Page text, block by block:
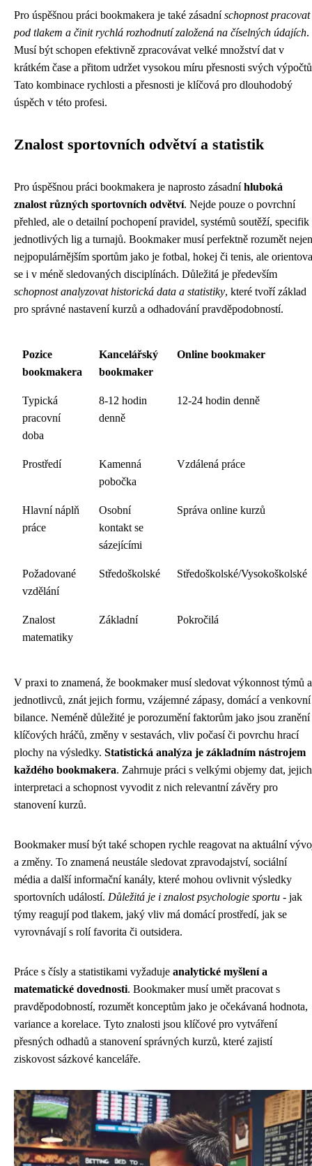
Pro úspěšnou práci bookmakera je také zásadníschopnost pracovat
pod tlakem a činit rychlá rozhodnutí založená na číselných údajích.
Musí být schopen efektivně zpracovávat velké množství dat v
krátkém čase a přitom udržet vysokou míru přesnosti svých
Tato kombinace rychlosti a přesnosti je klíčová pro dlouhodobý
úspěch v této profesi.
Znalost sportovních odvětví a statistik
Pro úspěšnou práci bookmakera je naprosto zásadníhluboká
znalost různých sportovních odvětví. Nejde pouze o povrchní
přehled, ale o detailní pochopení pravidel, systémů soutěží, specifik
jednotlivých lig a turnajů. Bookmaker musí perfektně rozumět nejen
nejpopulárnějším sportům jako je fotbal, hokej či tenis, ale
se i v méně sledovaných disciplínách. Důležitá je především
schopnost analyzovat historická data a statistiky, které tvoří základ
pro správné nastavení kurzů a odhadování pravděpodobností.
Pozice
bookmakera
Kancelářský
bookmaker
Online bookmaker
Typická
pracovní
doba
8-12 hodin
denně
12-24 hodin denně
Prostředí
Kamenná
pobočka
Vzdálená práce
Hlavní náplň
práce
Osobní
kontakt se
sázejícími
Správa online kurzů
Požadované
vzdělání
Středoškolské Středoškolské/Vysokoškolské
Znalost
matematiky
Základní Pokročilá
V praxi to znamená, že bookmaker musí sledovat výkonnost týmů a
jednotlivců, znát jejich formu, vzájemné zápasy, domácí a venkovní
bilance. Neméně důležité je porozumění faktorům jako jsou zranění
klíčových hráčů, změny v sestavách, vliv počasí či povrchu hrací
plochy na výsledky. Statistická analýza je základním nástrojem
každého bookmakera. Zahrnuje práci s velkými objemy dat, jejich
interpretaci a schopnost vyvodit z nich relevantní závěry pro
stanovení kurzů.
Bookmaker musí být také schopen rychle reagovat na aktuální
a změny. To znamená neustále sledovat zpravodajství, sociální
média a další informační kanály, které mohou ovlivnit výsledky
sportovních událostí. Důležitá je i znalost psychologie sportu - jak
týmy reagují pod tlakem, jaký vliv má domácí prostředí, jak se
vyrovnávají s rolí favorita či outsidera.
Práce s čísly a statistikami vyžaduje analytické myšlení a
matematické dovednosti. Bookmaker musí umět pracovat s
pravděpodobností, rozumět konceptům jako je očekávaná hodnota,
variance a korelace. Tyto znalosti jsou klíčové pro vytváření
přesných odhadů a stanovení správných kurzů, které zajistí
ziskovost sázkové kanceláře.